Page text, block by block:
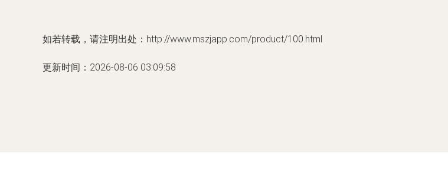
如若转载，请注明出处：http://www.mszjapp.com/product/100.html
更新时间：2026-08-06 03:09:58